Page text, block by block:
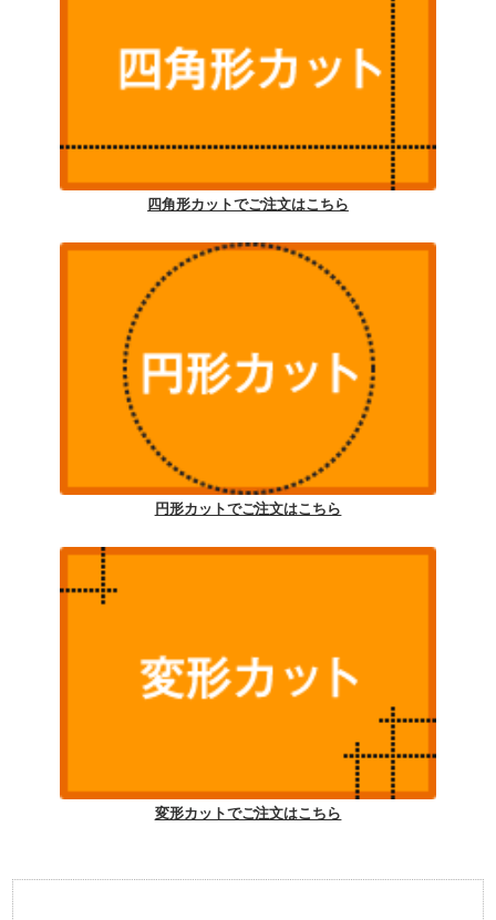
四角形カットでご注文はこちら
円形カットでご注文はこちら
変形カットでご注文はこちら